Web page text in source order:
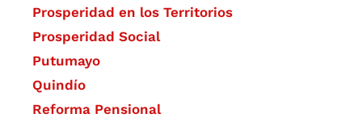
Prosperidad en los Territorios
Prosperidad Social
Putumayo
Quindío
Reforma Pensional